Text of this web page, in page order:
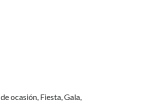
ocasión, Fiesta, Gala,